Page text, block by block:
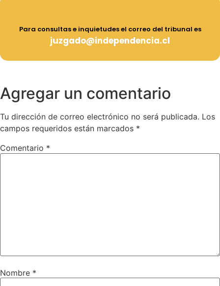
Para consultas e inquietudes el correo del tribunal es
juzgado@independencia.cl
Agregar un comentario
Tu dirección de correo electrónico no será publicada. Los
campos requeridos están marcados *
Comentario *
Nombre *